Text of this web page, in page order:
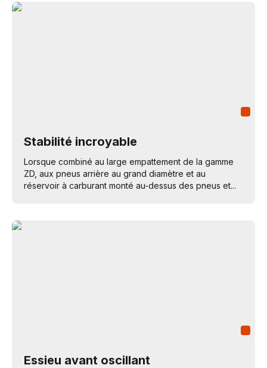
Stabilité incroyable
Lorsque combiné au large empattement de la gamme
ZD, aux pneus arrière au grand diamètre et au
réservoir à carburant monté au-dessus des pneus et...
Essieu avant oscillant